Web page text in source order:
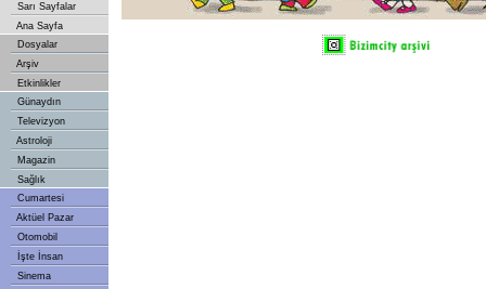
Sarı Sayfalar
Ana Sayfa
Dosyalar
Arşiv
Etkinlikler
Günaydın
Televizyon
Astroloji
Magazin
Sağlık
Cumartesi
Aktüel Pazar
Otomobil
İşte İnsan
Sinema